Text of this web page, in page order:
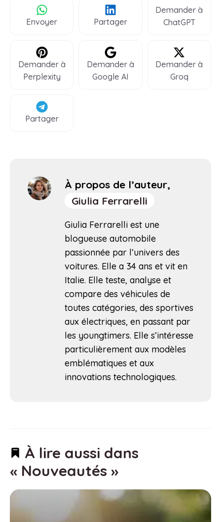
Envoyer Partager
Demander à
ChatGPT
Demander à
Perplexity
Demander à
Google AI
Demander à
Groq
Partager
À propos de l’auteur,
Giulia Ferrarelli
Giulia Ferrarelli est une
blogueuse automobile
passionnée par l’univers des
voitures. Elle a 34 ans et vit en
Italie. Elle teste, analyse et
compare des véhicules de
toutes catégories, des sportives
aux électriques, en passant par
les youngtimers. Elle s’intéresse
particulièrement aux modèles
emblématiques et aux
innovations technologiques.
À lire aussi dans
« Nouveautés »